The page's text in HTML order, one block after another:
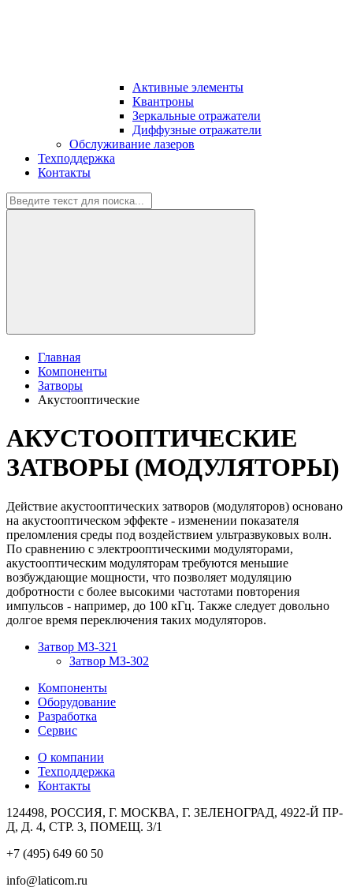
Активные элементы
Квантроны
Зеркальные отражатели
Диффузные отражатели
Обслуживание лазеров
Техподдержка
Контакты
Главная
Компоненты
Затворы
Акустооптические
АКУСТООПТИЧЕСКИЕ
ЗАТВОРЫ (МОДУЛЯТОРЫ)
Действие акустооптических затворов (модуляторов) основано
на акустооптическом эффекте - изменении показателя
преломления среды под воздействием ультразвуковых волн.
По сравнению с электрооптическими модуляторами,
акустооптическим модуляторам требуются меньшие
возбуждающие мощности, что позволяет модуляцию
добротности с более высокими частотами повторения
импульсов - например, до 100 кГц. Также следует довольно
долгое время переключения таких модуляторов.
Затвор МЗ-321
Затвор МЗ-302
Компоненты
Оборудование
Разработка
Сервис
О компании
Техподдержка
Контакты
124498, РОССИЯ, Г. МОСКВА, Г. ЗЕЛЕНОГРАД, 4922-Й ПР-
Д, Д. 4, СТР. 3, ПОМЕЩ. 3/1
+7 (495) 649 60 50
info@laticom.ru